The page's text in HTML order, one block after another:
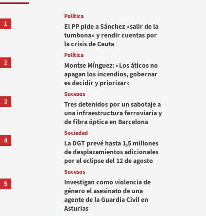
1
Política
El PP pide a Sánchez «salir de la
tumbona» y rendir cuentas por
la crisis de Ceuta
2
Política
Montse Mínguez: «Los áticos no
apagan los incendios, gobernar
es decidir y priorizar»
3
Sucesos
Tres detenidos por un sabotaje a
una infraestructura ferroviaria y
de fibra óptica en Barcelona
4
Sociedad
La DGT prevé hasta 1,5 millones
de desplazamientos adicionales
por el eclipse del 12 de agosto
5
Sucesos
Investigan como violencia de
género el asesinato de una
agente de la Guardia Civil en
Asturias